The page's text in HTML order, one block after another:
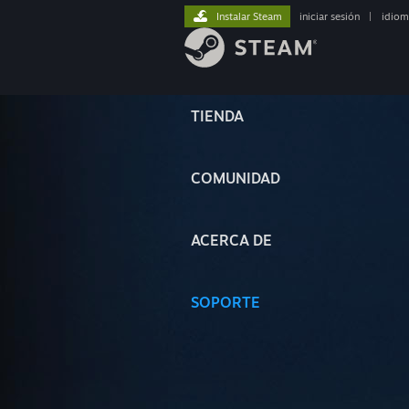
TIENDA
COMUNIDAD
ACERCA DE
SOPORTE
Instalar Steam iniciar sesión